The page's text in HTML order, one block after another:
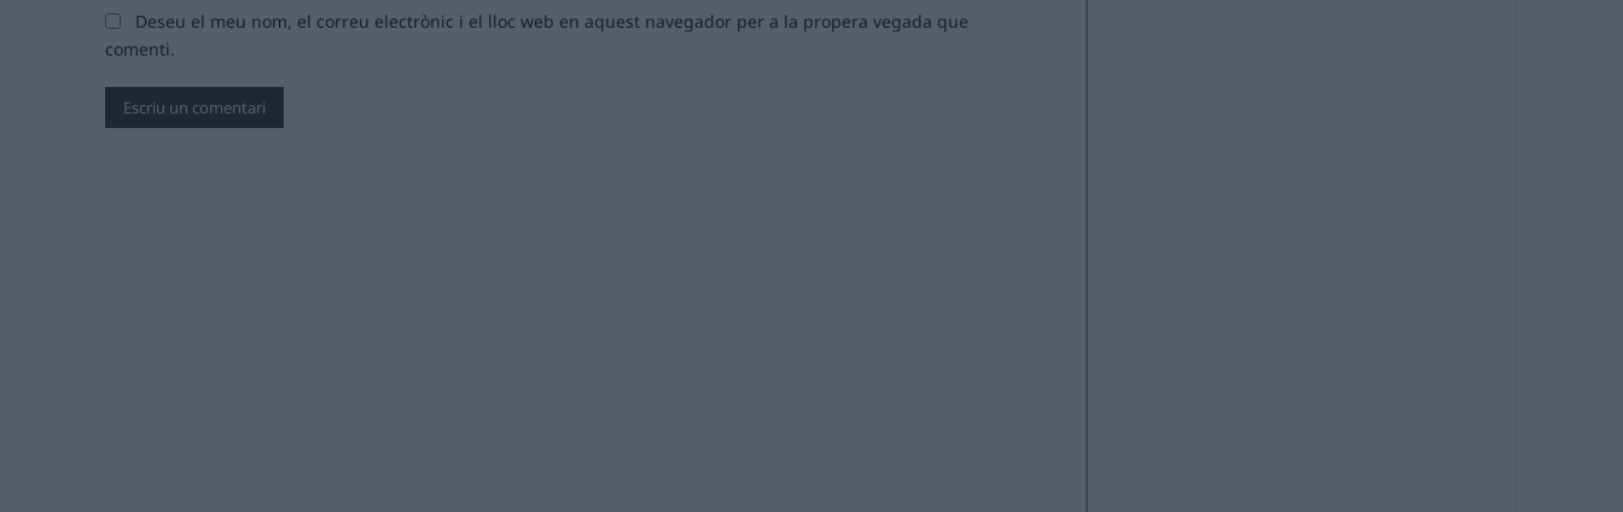
Deseu el meu nom, el correu electrònic i el lloc web en aquest navegador per a la propera vegada que
comenti.